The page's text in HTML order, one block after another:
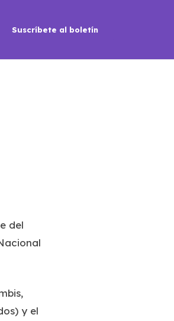
Suscríbete al boletín
del
y el